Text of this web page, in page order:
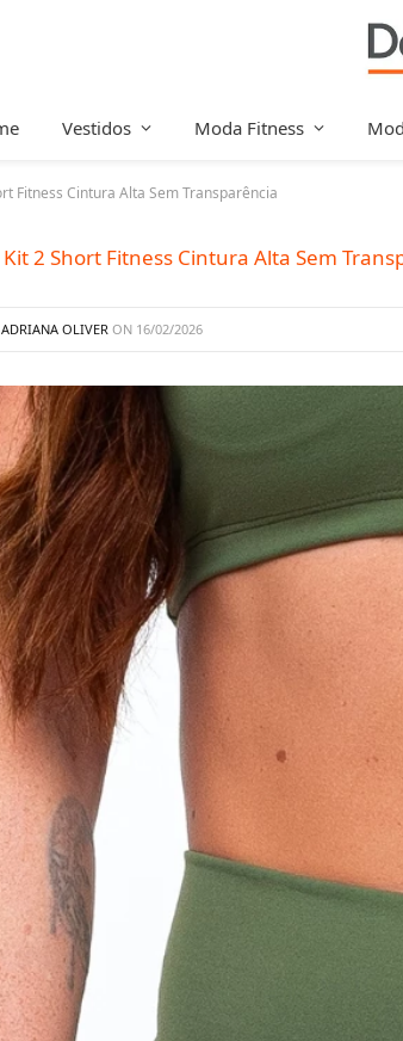
Vestidos Moda Fitness
Fitness Cintura Alta Sem Transparência
Kit 2 Short Fitness Cintura Alta Sem
ADRIANA OLIVER ON 16/02/2026